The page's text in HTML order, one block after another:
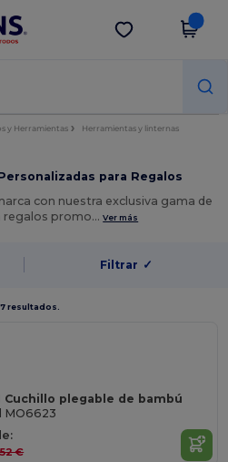
Descargar app
y Herramientas Herramientas y linternas
para Regalos
con nuestra exclusiva gama de
regalos promo…Ver más
Filtrar ✓
resultados.
Cuchillo plegable de bambú
MO6623
€